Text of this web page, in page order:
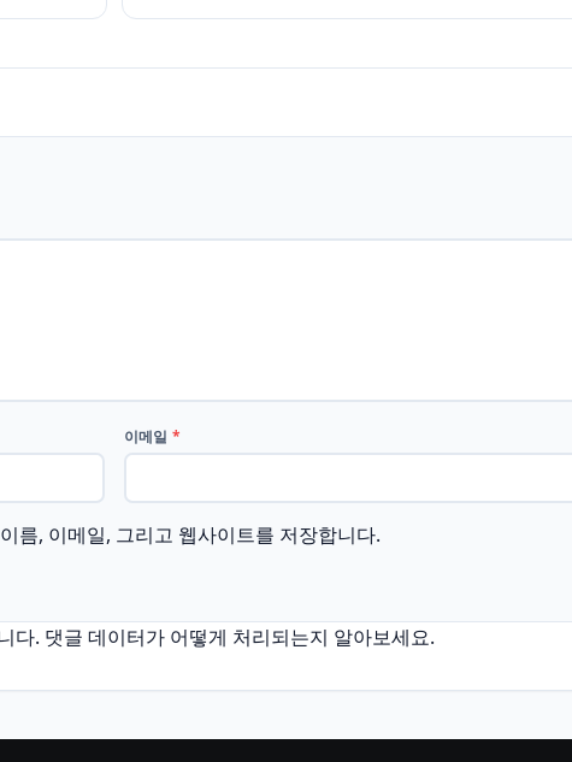
이메일 *
름, 이메일, 그리고 웹사이트를 저장합니다.
다. 댓글 데이터가 어떻게 처리되는지 알아보세요.